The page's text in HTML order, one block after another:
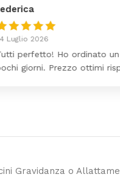
Luglio 2026
perfetto! Ho ordinato
giorni. Prezzo ottimi
Gravidanza o